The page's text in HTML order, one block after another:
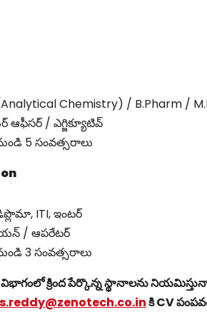
Chemistry) / B.Pharm /
/ ఎగ్జిక్యూటివ్
5 సంవత్సరాలు
ITI, ఇంటర్
/ ఆపరేటర్
3 సంవత్సరాలు
క్రింద పేర్కొన్న స్థానాలను
కి CV